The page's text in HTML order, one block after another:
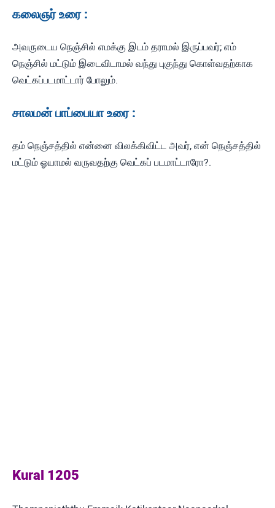
கலைஞர் உரை :
அவருடைய நெஞ்சில் எமக்கு இடம் தராமல் இருப்பவர்; எம்
நெஞ்சில் மட்டும் இடைவிடாமல் வந்து புகுந்து கொள்வதற்காக
வெட்கப்படமாட்டார் போலும்.
சாலமன் பாப்பையா உரை :
தம் நெஞ்சத்தில் என்னை விலக்கிவிட்ட அவர், என் நெஞ்சத்தில்
மட்டும் ஓயாமல் வருவதற்கு வெட்கப் படமாட்டாரோ?.
Kural 1205